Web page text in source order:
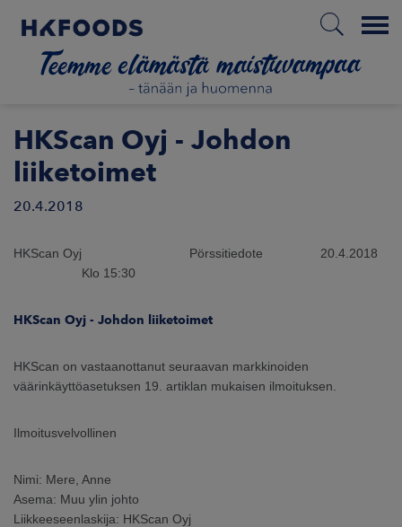
Menu
ETUSIVU
UUTISHUONE
HKScan Oyj - Johdon
liiketoimet
20.4.2018
HKScan Oyj Pörssitiedote 20.4.2018
Klo 15:30
HKScan Oyj - Johdon liiketoimet
HKScan on vastaanottanut seuraavan markkinoiden
väärinkäyttöasetuksen 19. artiklan mukaisen ilmoituksen.
Ilmoitusvelvollinen
Nimi: Mere, Anne
Asema: Muu ylin johto
Liikkeeseenlaskija: HKScan Oyj